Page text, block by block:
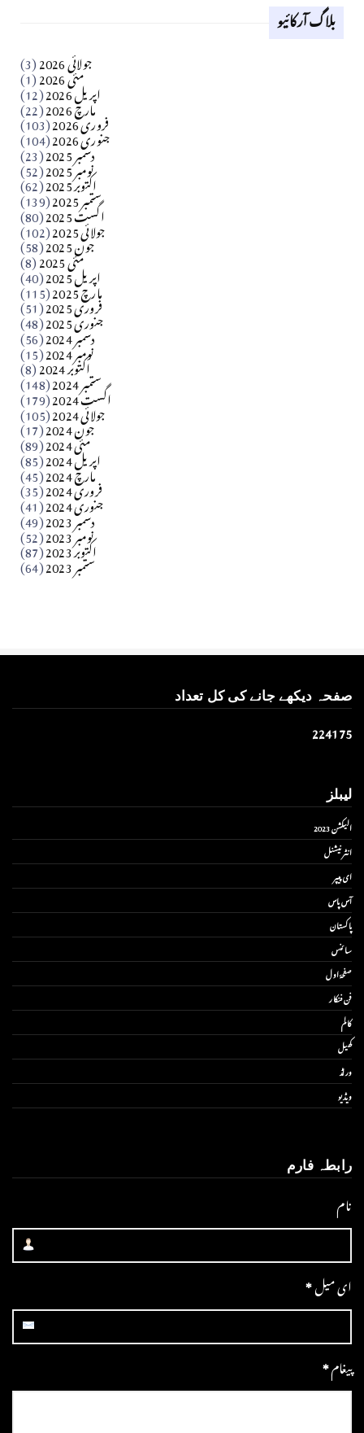
Apr 18, 2026
آزاد کشمیر جیسے احتجاج کی ضرورت ہے؟ از،،، ظہیرالدین
بلاگ آرکائیو
جولائی 2026 (3) مئی 2026 (1) اپریل 2026 (12) مارچ 2026 (22) فروری 2026 (103) جنوری 2026 (104) دسمبر 2025 (23) نومبر 2025 (52) اکتوبر 2025 (62) ستمبر 2025 (139) اگست 2025 (80) جولائی 2025 (102) جون 2025 (58) مئی 2025 (8) اپریل 2025 (40) مارچ 2025 (115) فروری 2025 (51) جنوری 2025 (48) دسمبر 2024 (56) نومبر 2024 (15) اکتوبر 2024 (8) ستمبر 2024 (148) اگست 2024 (179) جولائی 2024 (105) جون 2024 (17) مئی 2024 (89) اپریل 2024 (85) مارچ 2024 (45) فروری 2024 (35) جنوری 2024 (41) دسمبر 2023 (49) نومبر 2023 (52) اکتوبر 2023 (87) ستمبر 2023 (64)
صفحہ دیکھے جانے کی کل تعداد
224175
لیبلز
الیکشن 2023
انٹر نیشنل
ای پیپر
آس پاس
پاکستان
سائنس
صفحۂ اول
فن فنکار
کالم
کھیل
ورلڈ
ویڈیو
رابطہ فارم
نام
ای میل*
پیغام*